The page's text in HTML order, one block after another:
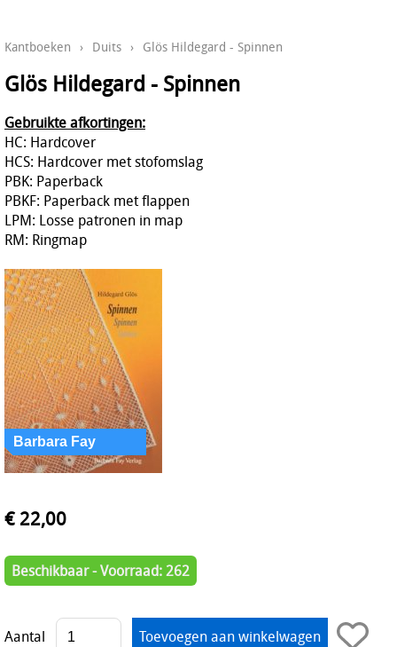
Kantboeken › Duits › Glös Hildegard - Spinnen
Glös Hildegard - Spinnen
Gebruikte afkortingen:
HC: Hardcover
HCS: Hardcover met stofomslag
PBK: Paperback
PBKF: Paperback met flappen
LPM: Losse patronen in map
RM: Ringmap
€ 22,00
Beschikbaar - Voorraad: 262
Aantal